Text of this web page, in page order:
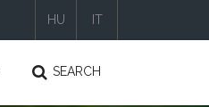
HU IT
SEARCH